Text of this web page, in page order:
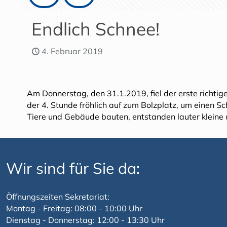
Endlich Schnee!
4. Februar 2019
Am Donnerstag, den 31.1.2019, fiel der erste
der 4. Stunde fröhlich auf zum Bolzplatz, um einen
Tiere und Gebäude bauten, entstanden lauter
Wir sind für Sie da:
Öffnungszeiten Sekretariat:
Montag - Freitag: 08:00 - 10:00 Uhr
Dienstag - Donnerstag: 12:00 - 13:30 Uhr